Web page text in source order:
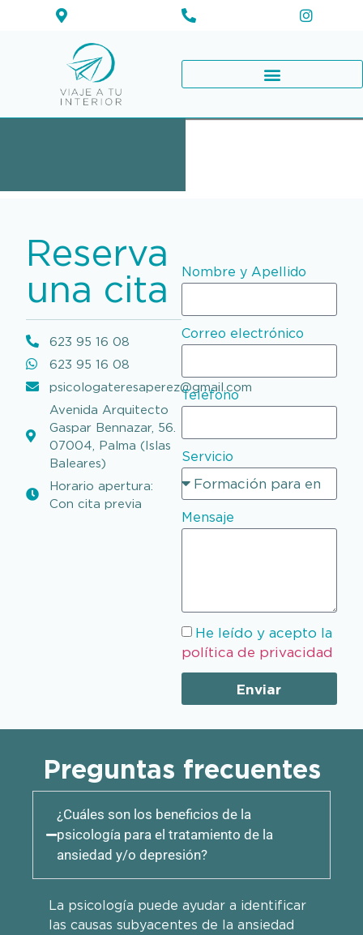
Reserva
una cita
623 95 16 08‬
623 95 16 08‬
psicologateresaperez@gmail.com
Avenida Arquitecto
Gaspar Bennazar, 56.
07004, Palma (Islas
Baleares)
Horario apertura:
Con cita previa
Nombre y Apellido
Correo electrónico
Teléfono
Servicio
Mensaje
He leído y acepto la
política de privacidad
Enviar
Preguntas frecuentes
¿Cuáles son los beneficios de la
psicología para el tratamiento de la
ansiedad y/o depresión?
La psicología puede ayudar a identificar
las causas subyacentes de la ansiedad